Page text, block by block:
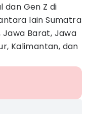
dan Gen Z di
lain Sumatra
Jawa Barat, Jawa
Kalimantan, dan